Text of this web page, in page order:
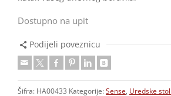
Dostupno na upit
Podijeli poveznicu
Šifra: HA00433 Kategorije: Sense Uredske